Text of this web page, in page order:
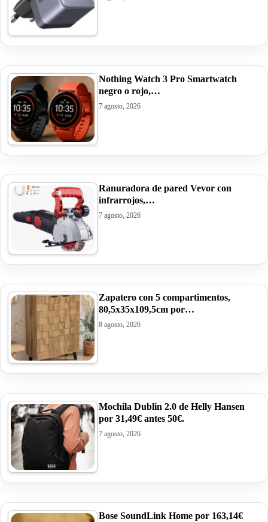
Nothing Watch 3 Pro Smartwatch
negro o rojo,…
7 agosto, 2026
Ranuradora de pared Vevor con
infrarrojos,…
7 agosto, 2026
Zapatero con 5 compartimentos,
80,5x35x109,5cm por…
8 agosto, 2026
Mochila Dublin 2.0 de Helly Hansen
por 31,49€ antes 50€.
7 agosto, 2026
Bose SoundLink Home por 163,14€